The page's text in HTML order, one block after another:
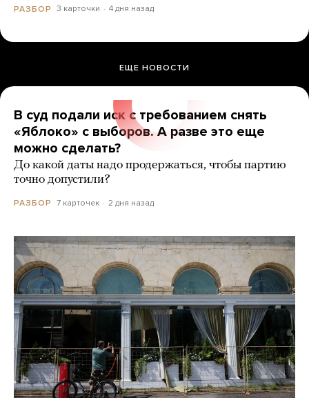
РАЗБОР 3 карточки 4 дня назад
ЕЩЕ НОВОСТИ
В суд подали иск с требованием снять
«Яблоко» с выборов. А разве это еще
можно сделать?
До какой даты надо продержаться, чтобы партию
точно допустили?
РАЗБОР 7 карточек 2 дня назад